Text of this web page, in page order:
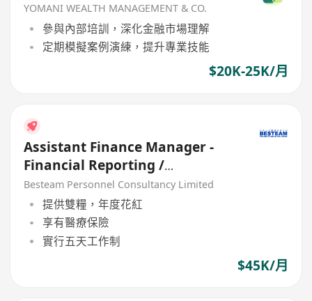
YOMANI WEALTH MANAGEMENT & CO.
參與內部培訓，深化金融市場理解
定期模擬案例演練，提升專業技能
$20K-25K/月
Assistant Finance Manager -
Financial Reporting /
Consolidation | 45K | 5 Days
Besteam Personnel Consultancy Limited
提供雙糧，年度花紅
享有醫療保險
實行五天工作制
$45K/月